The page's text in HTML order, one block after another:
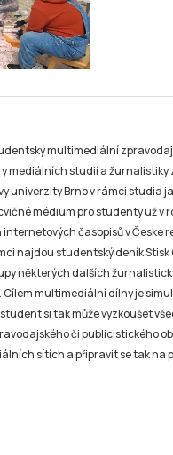
multimediální
mediálních studií a žurnalistiky
univerzity Brno v rámci studia
médium pro studenty už v
časopisů v České
najdou studentský deník Stisk
některých dalších
multimediální dílny je
si tak může vyzkoušet
či publicistického
sítích a připravit se tak na